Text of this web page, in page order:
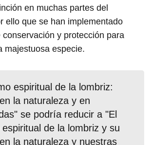
en muchas partes del
ello que se han implementado
conservación y protección para
majestuosa especie.
espiritual de la lombriz:
la naturaleza y en
se podría reducir a "El
de la lombriz y su
la naturaleza y nuestras